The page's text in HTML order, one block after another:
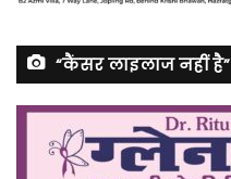
“कैंसर लाइलाज नहीं है”